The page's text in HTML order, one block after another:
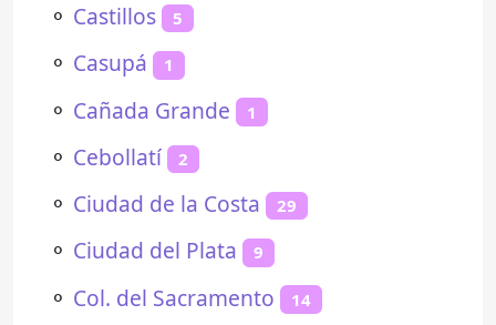
⚬ Castillos 5
⚬ Casupá 1
⚬ Cañada Grande 1
⚬ Cebollatí 2
⚬ Ciudad de la Costa 29
⚬ Ciudad del Plata 9
⚬ Col. del Sacramento 14